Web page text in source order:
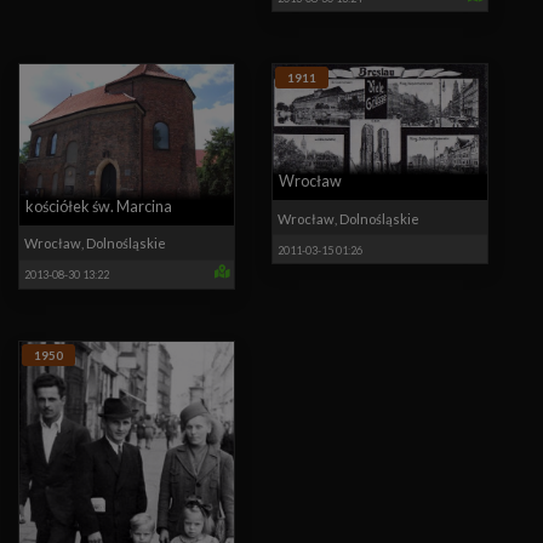
kościółek św. Marcina
Wrocław, Dolnośląskie
2013-08-30 13:22
1911
Wrocław
Wrocław, Dolnośląskie
2011-03-15 01:26
1950